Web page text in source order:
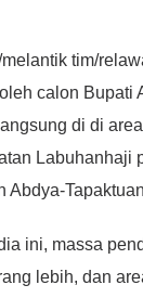
tim/
calon Bupati
di di
Labuhanhaji
Abdya-
ini, massa
lebih, dan